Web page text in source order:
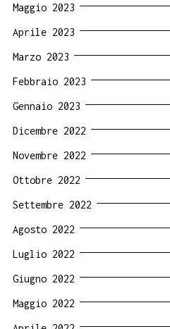
Maggio 2023
Aprile 2023
Marzo 2023
Febbraio 2023
Gennaio 2023
Dicembre 2022
Novembre 2022
Ottobre 2022
Settembre 2022
Agosto 2022
Luglio 2022
Giugno 2022
Maggio 2022